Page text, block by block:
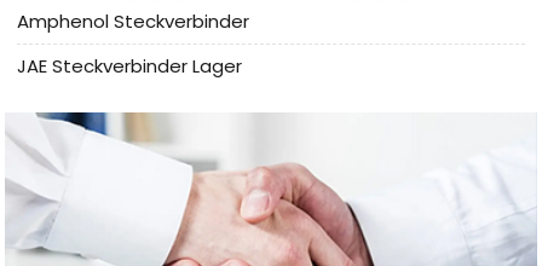
Amphenol Steckverbinder
JAE Steckverbinder Lager